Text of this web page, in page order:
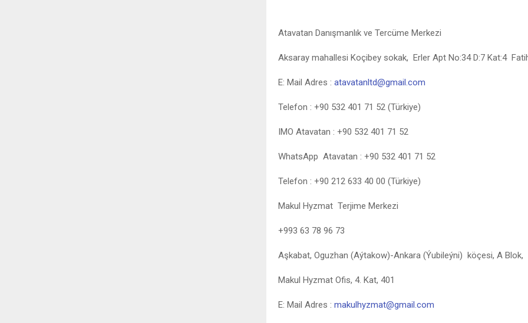
Atavatan Danışmanlık ve Tercüme Merkezi
Aksaray mahallesi Koçibey sokak, Erler Apt No:34 D:7 Kat:4
E: Mail Adres : atavatanltd@gmail.com
Telefon : +90 532 401 71 52 (Türkiye)
IMO Atavatan : +90 532 401 71 52
WhatsApp Atavatan : +90 532 401 71 52
Telefon : +90 212 633 40 00 (Türkiye)
Makul Hyzmat Terjime Merkezi
+993 63 78 96 73
Aşkabat, Oguzhan (Aýtakow)-Ankara (Ýubileýni) köçesi, A Blok,
Makul Hyzmat Ofis, 4. Kat, 401
E: Mail Adres : makulhyzmat@gmail.com